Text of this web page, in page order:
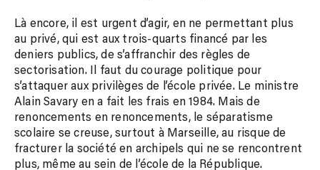
Là encore, il est urgent d’agir, en ne permettant plus
au privé, qui est aux trois-quarts financé par les
deniers publics, de s’affranchir des règles de
sectorisation. Il faut du courage politique pour
s’attaquer aux privilèges de l’école privée. Le ministre
Alain Savary en a fait les frais en 1984. Mais de
renoncements en renoncements, le séparatisme
scolaire se creuse, surtout à Marseille, au risque de
fracturer la société en archipels qui ne se rencontrent
plus, même au sein de l’école de la République.